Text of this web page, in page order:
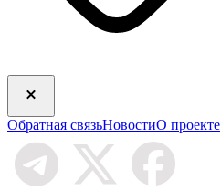
Обратная связьНовостиО проекте